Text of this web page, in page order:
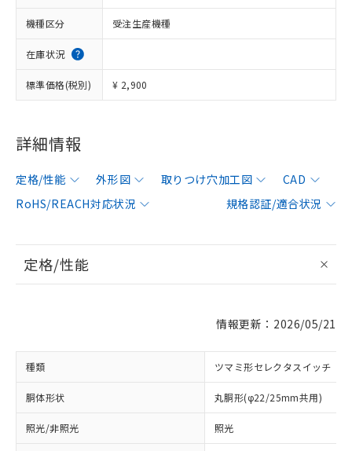
機種区分 受注生産機種
在庫状況
標準価格(税別) ¥ 2,900
詳細情報
定格/性能 外形図 取りつけ穴加工図
CAD
RoHS/REACH対応状況
規格認証/適合状況
定格/性能
情報更新：2026/05/21
種類 ツマミ形セレクタスイッチ
胴体形状 丸胴形(φ22/25mm共用)
照光/非照光 照光